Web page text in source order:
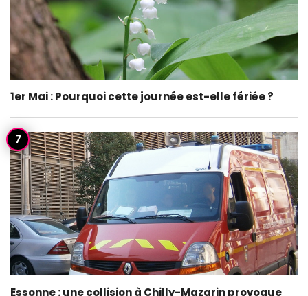
1er Mai : Pourquoi cette journée est-elle fériée ?
Essonne : une collision à Chilly-Mazarin provoque